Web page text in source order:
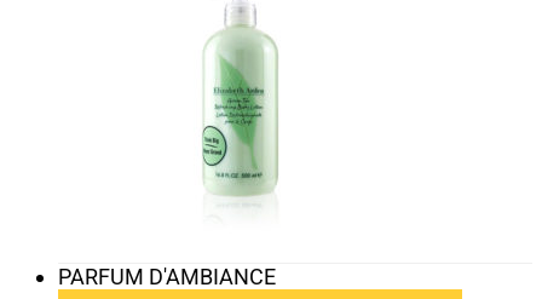
PARFUM D'AMBIANCE